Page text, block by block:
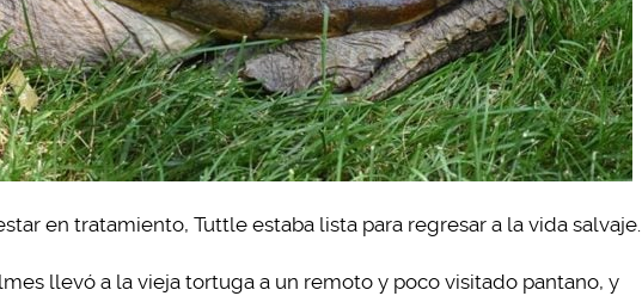
en tratamiento, Tuttle estaba lista para regresar a la vida salvaje.
llevó a la vieja tortuga a un remoto y poco visitado pantano, y